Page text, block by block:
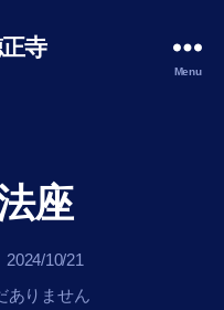
寺
Menu
座
2024/10/21
ありません